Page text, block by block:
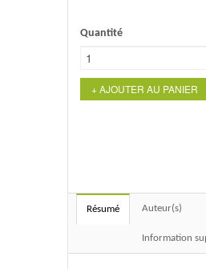
Quantité
+ AJOUTER AU PANIER
Résumé Auteur(s)
Information